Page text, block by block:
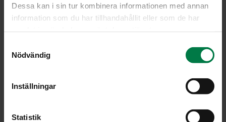
Dessa kan i sin tur kombinera informationen med annan
information som du har tillhandahållit eller som de har
Nödvändig
Inställningar
Statistik
0.5dl kotimaista hunajaa
kpl hienonnettua sipulia
5kpl valkosipulinkynttä
Lisää kaikki muut raaka-aineet paitsi sinapinsiemenet.